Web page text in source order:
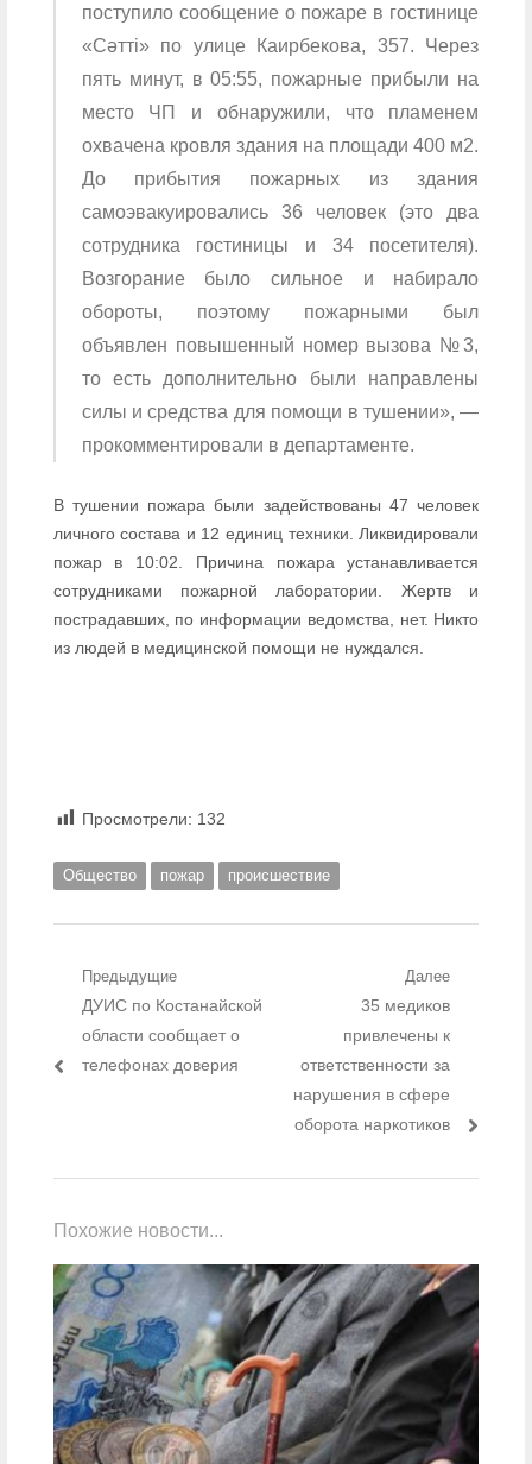
поступило сообщение о пожаре в гостинице
«Сәтті» по улице Каирбекова, 357. Через
пять минут, в 05:55, пожарные прибыли на
место ЧП и обнаружили, что пламенем
охвачена кровля здания на площади 400 м2.
До прибытия пожарных из здания
самоэвакуировались 36 человек (это два
сотрудника гостиницы и 34 посетителя).
Возгорание было сильное и набирало
обороты, поэтому пожарными был
объявлен повышенный номер вызова №3,
то есть дополнительно были направлены
силы и средства для помощи в тушении», —
прокомментировали в департаменте.
В тушении пожара были задействованы 47 человек
личного состава и 12 единиц техники. Ликвидировали
пожар в 10:02. Причина пожара устанавливается
сотрудниками пожарной лаборатории. Жертв и
пострадавших, по информации ведомства, нет. Никто
из людей в медицинской помощи не нуждался.
Просмотрели: 132
Общество пожар происшествие
Навигация по записям
Предыдущие
Предыдущий пост:
ДУИС по Костанайской
области сообщает о
телефонах доверия
Далее
Следующий
пост:
35 медиков
привлечены к
ответственности за
нарушения в сфере
оборота наркотиков
Похожие новости...